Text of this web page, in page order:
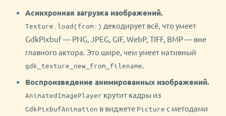
Асинхронная загрузка изображений.
Texture.load(from:) декодирует всё, что умеет
GdkPixbuf — PNG, JPEG, GIF, WebP, TIFF, BMP — вне
главного актора. Это шире, чем умеет нативный
gdk_texture_new_from_filename
Воспроизведение анимированных изображений.
AnimatedImagePlayer крутит кадры из
GdkPixbufAnimation в виджете Picture с методами